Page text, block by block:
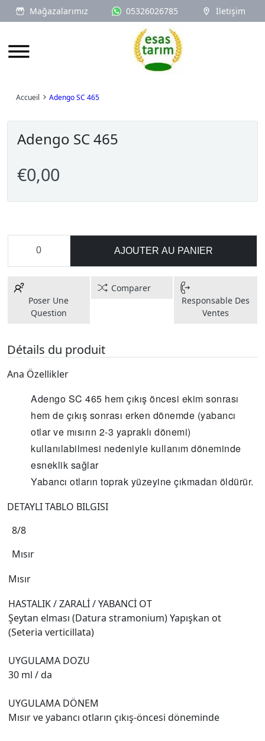
Mağazalarımız 05326026785 İletişim
Logo
Accueil Adengo SC 465
Adengo SC 465
€0,00
AJOUTER AU PANIER
Poser Une
Question
Comparer
Responsable Des
Ventes
Détails du produit
Ana Özellikler
Adengo SC 465 hem çıkış öncesi ekim sonrası
hem de çıkış sonrası erken dönemde (yabancı
otlar ve mısırın 2-3 yapraklı dönemi)
kullanılabilmesi nedeniyle kullanım döneminde
esneklik sağlar
Yabancı otların toprak yüzeyine çıkmadan öldürür.
DETAYLI TABLO BILGISI
8/8
Mısır
Mısır
HASTALIK / ZARALİ / YABANCİ OT
Şeytan elması (Datura stramonium) Yapışkan ot
(Seteria verticillata)
UYGULAMA DOZU
30 ml / da
UYGULAMA DÖNEM
Mısır ve yabancı otların çıkış-öncesi döneminde